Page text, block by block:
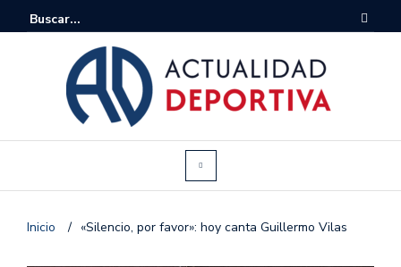
Inicio / «Silencio, por favor»: hoy canta Guillermo Vilas